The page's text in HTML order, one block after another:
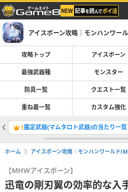
アイスボーン攻略｜モンハンワー
攻略トップ アイスボーン
最強武器種 モンスター
防具一覧 クエスト一覧
重ね着一覧 カスタム強化
1鑑定武器(マムタロト武器)の当たり一
ホーム アイスボーン攻略｜モンハンワールド
【MHWアイスボーン】
迅竜の剛刃翼の効率的な入